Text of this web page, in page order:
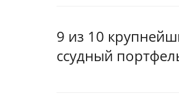
9 из 10
ссудный